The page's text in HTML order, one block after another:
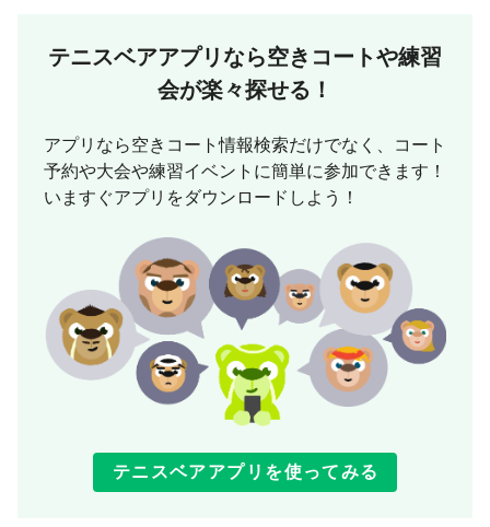
テニスベアアプリなら空きコートや練習
会が楽々探せる！
アプリなら空きコート情報検索だけでなく、コート
予約や大会や練習イベントに簡単に参加できます！
いますぐアプリをダウンロードしよう！
テニスベアアプリを使ってみる